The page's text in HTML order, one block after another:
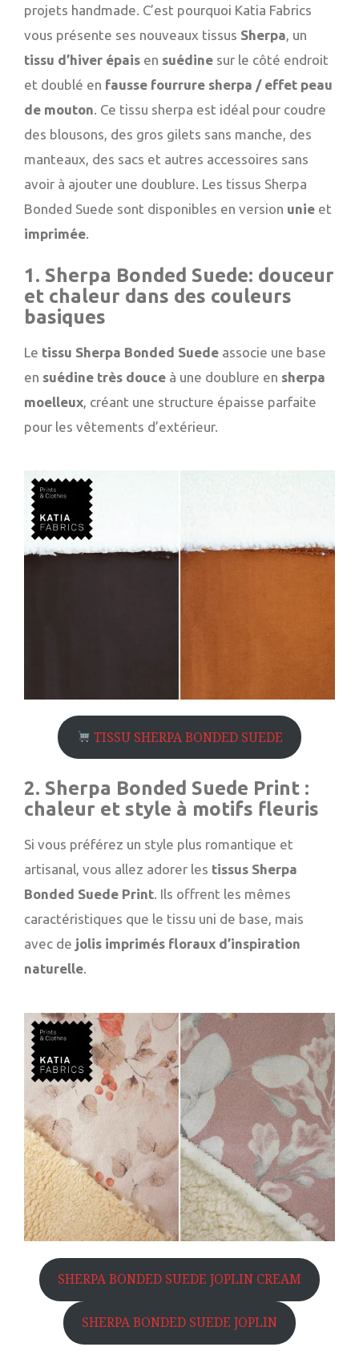
projets handmade. C’est pourquoi Katia Fabrics
vous présente ses nouveaux tissus Sherpa, un
tissu d’hiver épais en suédine sur le côté endroit
et doublé en fausse fourrure sherpa / effet peau
de mouton. Ce tissu sherpa est idéal pour coudre
des blousons, des gros gilets sans manche, des
manteaux, des sacs et autres accessoires sans
avoir à ajouter une doublure. Les tissus Sherpa
Bonded Suede sont disponibles en version unie et
imprimée.
1. Sherpa Bonded Suede: douceur
et chaleur dans des couleurs
basiques
Le tissu Sherpa Bonded Suede associe une base
en suédine très douce à une doublure en sherpa
moelleux, créant une structure épaisse parfaite
pour les vêtements d’extérieur.
TISSU SHERPA BONDED SUEDE
2. Sherpa Bonded Suede Print :
chaleur et style à motifs fleuris
Si vous préférez un style plus romantique et
artisanal, vous allez adorer les tissus Sherpa
Bonded Suede Print. Ils offrent les mêmes
caractéristiques que le tissu uni de base, mais
avec de jolis imprimés floraux d’inspiration
naturelle.
SHERPA BONDED SUEDE JOPLIN CREAM
SHERPA BONDED SUEDE JOPLIN